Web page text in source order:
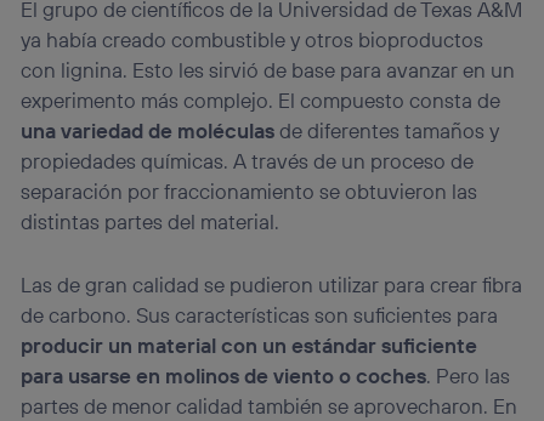
El grupo de científicos de la Universidad de Texas A&M
ya había creado combustible y otros bioproductos
con lignina. Esto les sirvió de base para avanzar en un
experimento más complejo. El compuesto consta de
una variedad de moléculasde diferentes tamaños y
propiedades químicas. A través de un proceso de
separación por fraccionamiento se obtuvieron las
distintas partes del material.
Las de gran calidad se pudieron utilizar para crear fibra
de carbono. Sus características son suficientes para
producir un material con un estándar suficiente
para usarse en molinos de viento o coches. Pero las
partes de menor calidad también se aprovecharon. En